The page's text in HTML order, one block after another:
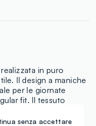
in puro
Il design a maniche
per le giornate
fit. Il tessuto
capo perfetto per
senza accettare